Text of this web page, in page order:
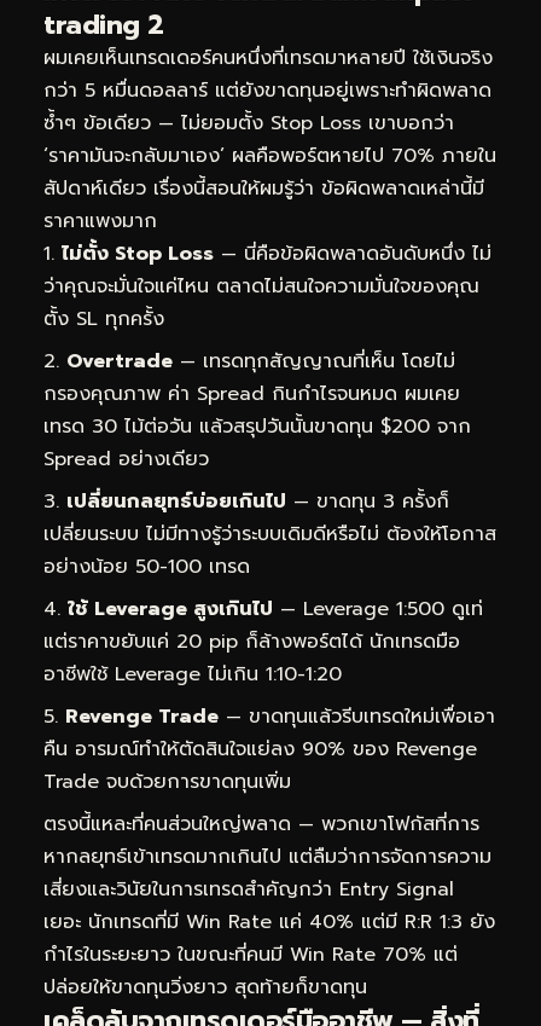
trading 2
ผมเคยเห็นเทรดเดอร์คนหนึ่งที่เทรดมาหลายปี ใช้เงินจริง
กว่า 5 หมื่นดอลลาร์ แต่ยังขาดทุนอยู่เพราะทำผิดพลาด
ซ้ำๆ ข้อเดียว — ไม่ยอมตั้ง Stop Loss เขาบอกว่า
‘ราคามันจะกลับมาเอง’ ผลคือพอร์ตหายไป 70% ภายใน
สัปดาห์เดียว เรื่องนี้สอนให้ผมรู้ว่า ข้อผิดพลาดเหล่านี้มี
ราคาแพงมาก
ไม่ตั้ง Stop Loss — นี่คือข้อผิดพลาดอันดับหนึ่ง ไม่
ว่าคุณจะมั่นใจแค่ไหน ตลาดไม่สนใจความมั่นใจของคุณ
ตั้ง SL ทุกครั้ง
Overtrade — เทรดทุกสัญญาณที่เห็น โดยไม่
กรองคุณภาพ ค่า Spread กินกำไรจนหมด ผมเคย
เทรด 30 ไม้ต่อวัน แล้วสรุปวันนั้นขาดทุน $200 จาก
Spread อย่างเดียว
เปลี่ยนกลยุทธ์บ่อยเกินไป — ขาดทุน 3 ครั้งก็
เปลี่ยนระบบ ไม่มีทางรู้ว่าระบบเดิมดีหรือไม่ ต้องให้โอกาส
อย่างน้อย 50-100 เทรด
ใช้ Leverage สูงเกินไป — Leverage 1:500 ดูเท่
แต่ราคาขยับแค่ 20 pip ก็ล้างพอร์ตได้ นักเทรดมือ
อาชีพใช้ Leverage ไม่เกิน 1:10-1:20
Revenge Trade — ขาดทุนแล้วรีบเทรดใหม่เพื่อเอา
คืน อารมณ์ทำให้ตัดสินใจแย่ลง 90% ของ Revenge
Trade จบด้วยการขาดทุนเพิ่ม
ตรงนี้แหละที่คนส่วนใหญ่พลาด — พวกเขาโฟกัสที่การ
หากลยุทธ์เข้าเทรดมากเกินไป แต่ลืมว่าการจัดการความ
เสี่ยงและวินัยในการเทรดสำคัญกว่า Entry Signal
เยอะ นักเทรดที่มี Win Rate แค่ 40% แต่มี R:R 1:3 ยัง
กำไรในระยะยาว ในขณะที่คนมี Win Rate 70% แต่
ปล่อยให้ขาดทุนวิ่งยาว สุดท้ายก็ขาดทุน